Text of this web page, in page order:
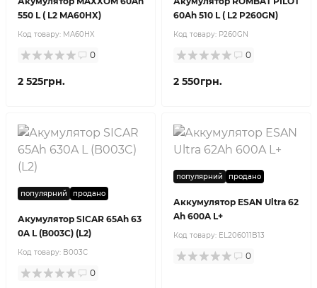
550 L ( L2 MA60HX)
Код товару: MA60HX
0
2 525грн.
60Ah 510 L ( L2 P260GN)
Код товару: P260GN
0
2 550грн.
популярний продано
Акумулятор SICAR 65Ah 63
0A L (B003C) (L2)
Код товару: B003C
0
популярний продано
Аккумулятор ESAN Ultra 62
Ah 600A L+
Код товару: EL206011B13
0